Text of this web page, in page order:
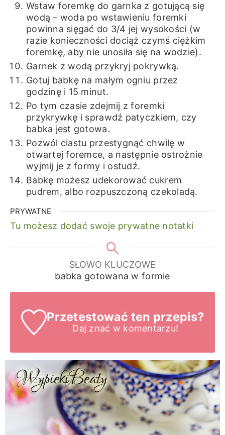
Wstaw foremkę do garnka z gotującą się
wodą – woda po wstawieniu foremki
powinna sięgać do 3/4 jej wysokości (w
razie konieczności dociąż czymś ciężkim
foremkę, aby nie unosiła się na wodzie).
Garnek z wodą przykryj pokrywką.
Gotuj babkę na małym ogniu przez
godzinę i 15 minut.
Po tym czasie zdejmij z foremki
przykrywkę i sprawdź patyczkiem, czy
babka jest gotowa.
Pozwól ciastu przestygnąć chwilę w
otwartej foremce, a następnie ostrożnie
wyjmij je z formy i ostudź.
Babkę możesz udekorować cukrem
pudrem, albo rozpuszczoną czekoladą.
PRYWATNE
Tu możesz dodać swoje prywatne notatki
SŁOWO KLUCZOWE
babka gotowana w formie
Przetestować ten przepis?
Daj znać w komentarzu!